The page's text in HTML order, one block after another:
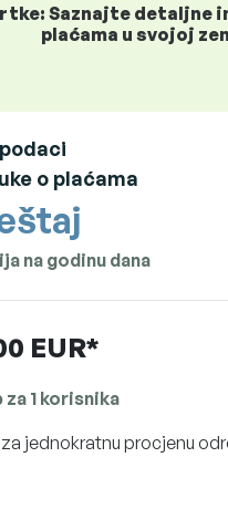
Saznajte detaljne
plaćama u svojoj
o plaćama
na godinu dana
EUR*
1 korisnika
jednokratnu procjenu